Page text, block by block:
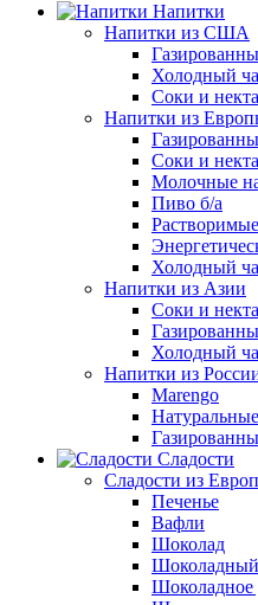
Напитки
Напитки из США
Холодный
Соки и
Напитки из
Соки и
Молочные
Пиво б/а
Холодный
Напитки из Азии
Соки и
Холодный
Напитки из
Marengo
Сладости
Сладости из
Печенье
Вафли
Шоколад
Шоколадное